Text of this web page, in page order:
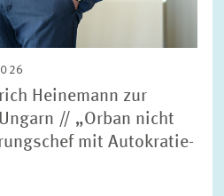
Heinemann zur
// „Orban nicht
mit Autokratie-